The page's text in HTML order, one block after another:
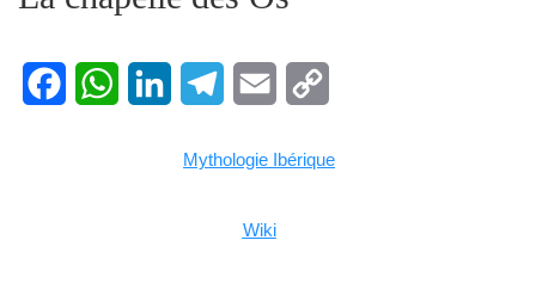
Link
Mythologie Ibérique
Wiki